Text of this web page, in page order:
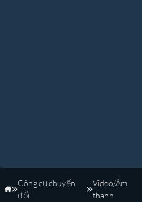
Trang Chủ
Công cụ chuyển
đổi
Video/Âm
thanh